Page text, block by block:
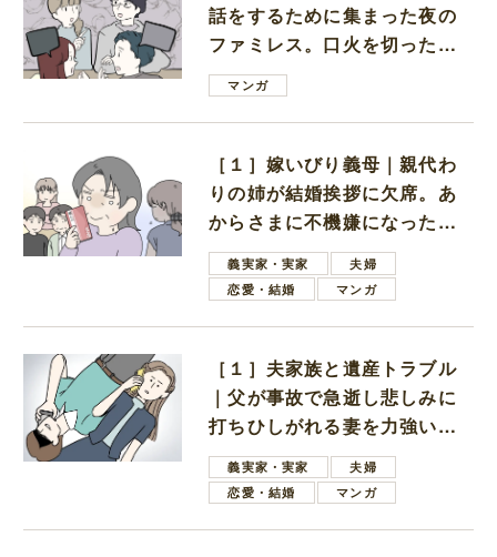
話をするために集まった夜の
ファミレス。口火を切ったの
は電車好きの男の子ママ
マンガ
［１］嫁いびり義母｜親代わ
りの姉が結婚挨拶に欠席。あ
からさまに不機嫌になった義
母義実家・実家
夫婦
恋愛・結婚
マンガ
［１］夫家族と遺産トラブル
｜父が事故で急逝し悲しみに
打ちひしがれる妻を力強い言
葉で励ます夫
義実家・実家
夫婦
恋愛・結婚
マンガ